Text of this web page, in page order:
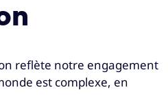
reflète notre engagement
est complexe, en